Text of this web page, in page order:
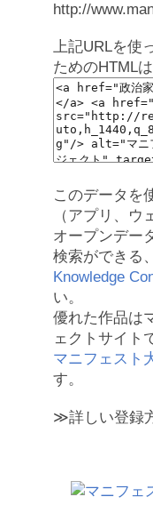
http://
上記URLを使
ためのHTML
このデータを
（アプリ、ウ
オープンデー
検索ができる、
Knowledge
い。
優れた作品は
ェクトサイト
マニフェスト
す。
≫詳しい登録